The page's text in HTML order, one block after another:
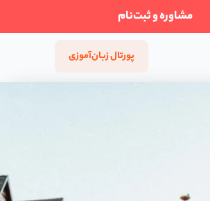
مشاوره و ثبت‌نام
پورتال زبان‌آموزی